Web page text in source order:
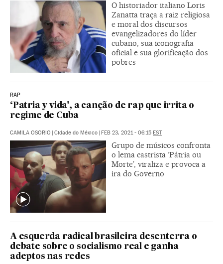
O historiador italiano Loris
Zanatta traça a raiz religiosa
e moral dos discursos
evangelizadores do líder
cubano, sua iconografia
oficial e sua glorificação dos
pobres
RAP
‘Patria y vida’, a canção de rap que irrita o
regime de Cuba
CAMILA OSORIO Cidade do México FEB 23, 2021 - 06:15 EST
Grupo de músicos confronta
o lema castrista ‘Pátria ou
Morte’, viraliza e provoca a
ira do Governo
A esquerda radical brasileira desenterra o
debate sobre o socialismo real e ganha
adeptos nas redes